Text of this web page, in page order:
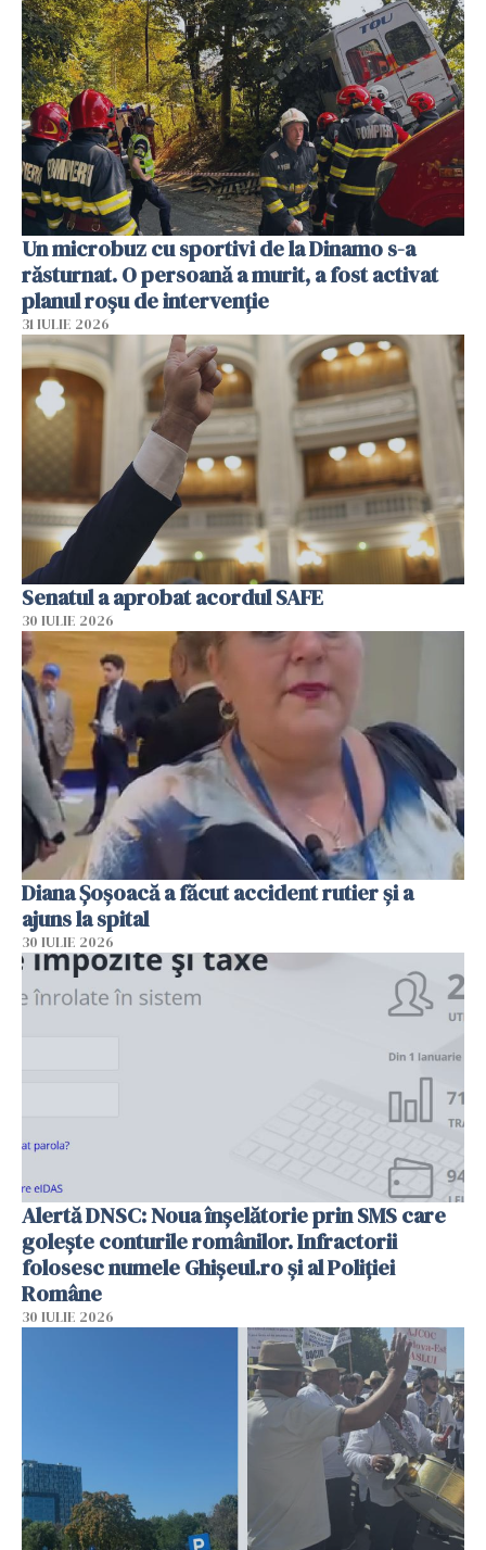
Un microbuz cu sportivi de la Dinamo s-a
răsturnat. O persoană a murit, a fost activat
planul roșu de intervenție
31 IULIE 2026
Senatul a aprobat acordul SAFE
30 IULIE 2026
Diana Șoșoacă a făcut accident rutier și a
ajuns la spital
30 IULIE 2026
Alertă DNSC: Noua înșelătorie prin SMS care
golește conturile românilor. Infractorii
folosesc numele Ghișeul.ro și al Poliției
Române
30 IULIE 2026